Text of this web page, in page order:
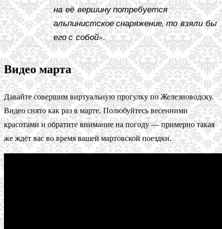
на её вершину потребуется
альпинистское снаряжение, то взяли бы
его с собой».
Видео марта
Давайте совершим виртуальную прогулку по Железноводску.
Видео снято как раз в марте. Полюбуйтесь весенними
красотами и обратите внимание на погоду — примерно такая
же ждёт вас во время вашей мартовской поездки.